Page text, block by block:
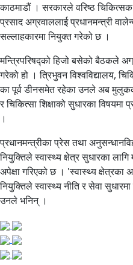
काठमाडौं । सरकारले वरिष्ठ चिकित्सक
प्रसाद अग्रवाललाई प्रधानमन्त्री
सल्लाहकारमा नियुक्त गरेको छ ।
मन्त्रिपरिषद्को हिजो बसेको बैठकले
गरेको हो । त्रिभुवन विश्वविद्यालय,
का पूर्व डीनसमेत रहेका उनले अब
र चिकित्सा शिक्षाको सुधारका
।
प्रधानमन्त्रीका प्रेस तथा
नियुक्तिले स्वास्थ्य क्षेत्र सुधारका लागि
अपेक्षा गरिएको छ । 'स्वास्थ्य क्षेत्रका
नियुक्तिले स्वास्थ्य नीति र सेवा
उनले भनिन् ।